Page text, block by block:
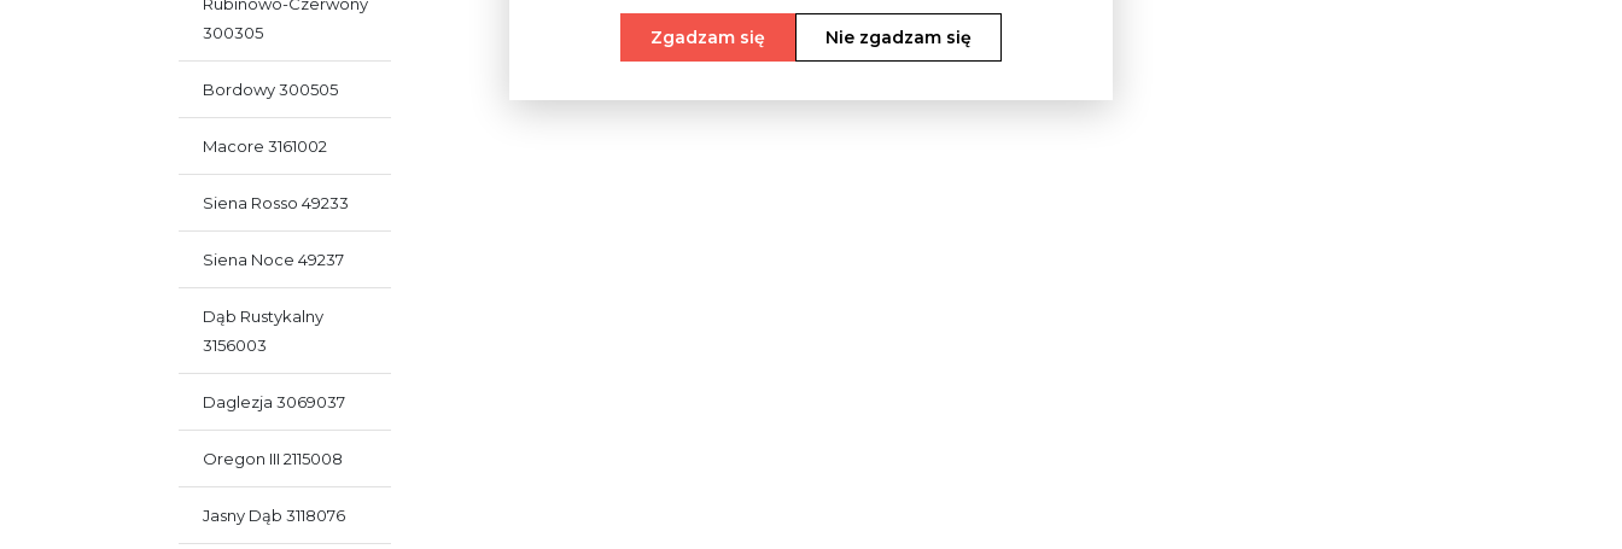
300305
Bordowy 300505
Macore 3161002
Siena Rosso 49233
Siena Noce 49237
Dąb Rustykalny
3156003
Daglezja 3069037
Oregon III 2115008
Jasny Dąb 3118076
Zgadzam się Nie zgadzam się